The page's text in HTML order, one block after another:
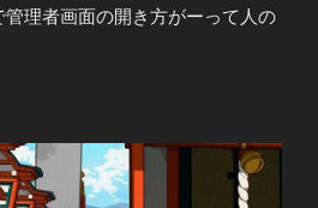
管理者画面の開き方がーって人の